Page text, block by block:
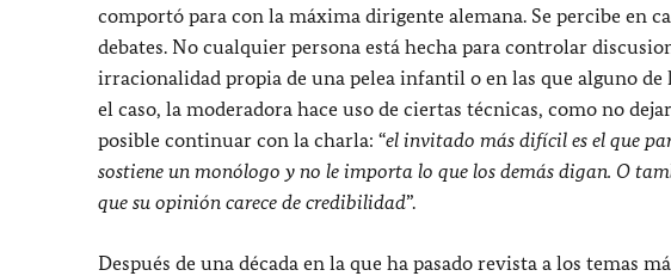
comportó para con la máxima dirigente alemana. Se percibe en
debates. No cualquier persona está hecha para controlar
irracionalidad propia de una pelea infantil o en las que alguno
el caso, la moderadora hace uso de ciertas técnicas, como no
posible continuar con la charla: “el invitado más difícil es el que
sostiene un monólogo y no le importa lo que los demás digan. O
que su opinión carece de credibilidad”.
Después de una década en la que ha pasado revista a los temas